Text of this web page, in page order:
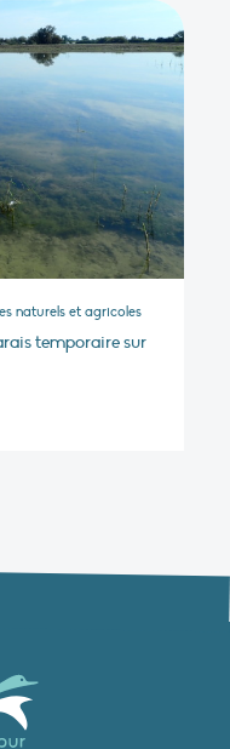
naturels et agricoles
temporaire sur